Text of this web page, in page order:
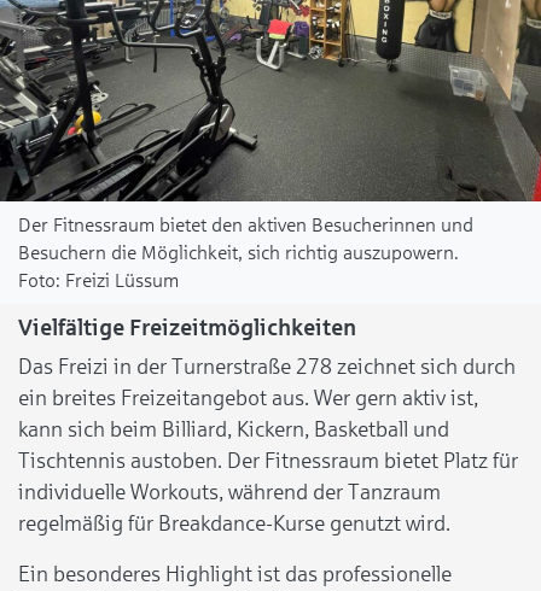
Der Fitnessraum bietet den aktiven Besucherinnen und
Besuchern die Möglichkeit, sich richtig auszupowern.
Freizi Lüssum
Vielfältige Freizeitmöglichkeiten
Das Freizi in der Turnerstraße 278 zeichnet sich durch
ein breites Freizeitangebot aus. Wer gern aktiv ist,
kann sich beim Billiard, Kickern, Basketball und
Tischtennis austoben. Der Fitnessraum bietet Platz für
individuelle Workouts, während der Tanzraum
regelmäßig für Breakdance-Kurse genutzt wird.
Ein besonderes Highlight ist das professionelle